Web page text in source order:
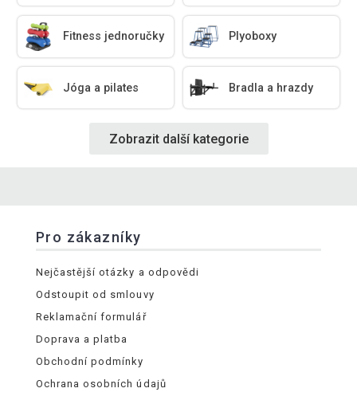
Fitness jednoručky Plyoboxy
Jóga a pilates Bradla a hrazdy
Zobrazit další kategorie
Pro zákazníky
Nejčastější otázky a odpovědi
Odstoupit od smlouvy
Reklamační formulář
Doprava a platba
Obchodní podmínky
Ochrana osobních údajů